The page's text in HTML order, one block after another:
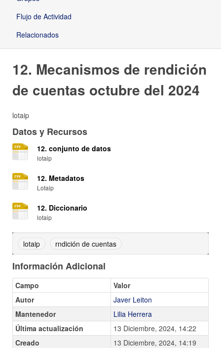
Flujo de Actividad
Relacionados
12. Mecanismos de rendición
de cuentas octubre del 2024
lotaip
Datos y Recursos
12. conjunto de datos
lotaip
12. Metadatos
Lotaip
12. Diccionario
lotaip
lotaip rndición de cuentas
Información Adicional
Campo
Valor
Autor
Javer Leiton
Mantenedor
Lilia Herrera
Última actualización
13 Diciembre, 2024, 14:22
Creado
13 Diciembre, 2024, 14:19